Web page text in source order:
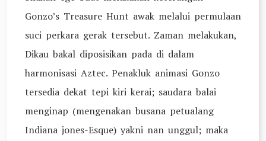
Gonzo’s Treasure Hunt awak melalui permulaan
suci perkara gerak tersebut. Zaman melakukan,
Dikau bakal diposisikan pada di dalam
harmonisasi Aztec. Penakluk animasi Gonzo
tersedia dekat tepi kiri kerai; saudara balai
menginap (mengenakan busana petualang
Indiana jones-Esque) yakni nan unggul; maka